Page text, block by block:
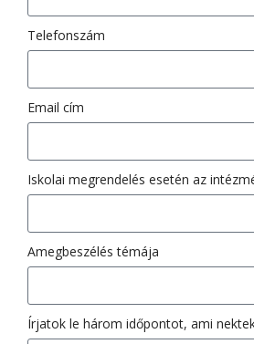
Telefonszám
Email cím
Iskolai megrendelés esetén az
Amegbeszélés témája
Írjatok le három időpontot, ami